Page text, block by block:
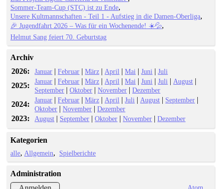
Sommer-Team-Cup (STC) ist zu Ende
Unsere Kultmannschaften - Teil 1 - Aufstieg in die Damen-Oberliga
🎉 Jugendfahrt 2026 – Was für ein Wochenende! ☀️💦
Helmut Sang feiert 70. Geburtstag
Archiv
2026:
Januar |Februar |März | April |Mai |Juni |Juli
2025: Januar |Februar |März | April |Mai |Juni |Juli | August |
September |Oktober |November |Dezember
2024: Januar |Februar |März | April |Juli | August | September |
Oktober |November |Dezember
2023: August | September |Oktober |November |Dezember
Kategorien
alle Allgemein Spielberichte
Administration